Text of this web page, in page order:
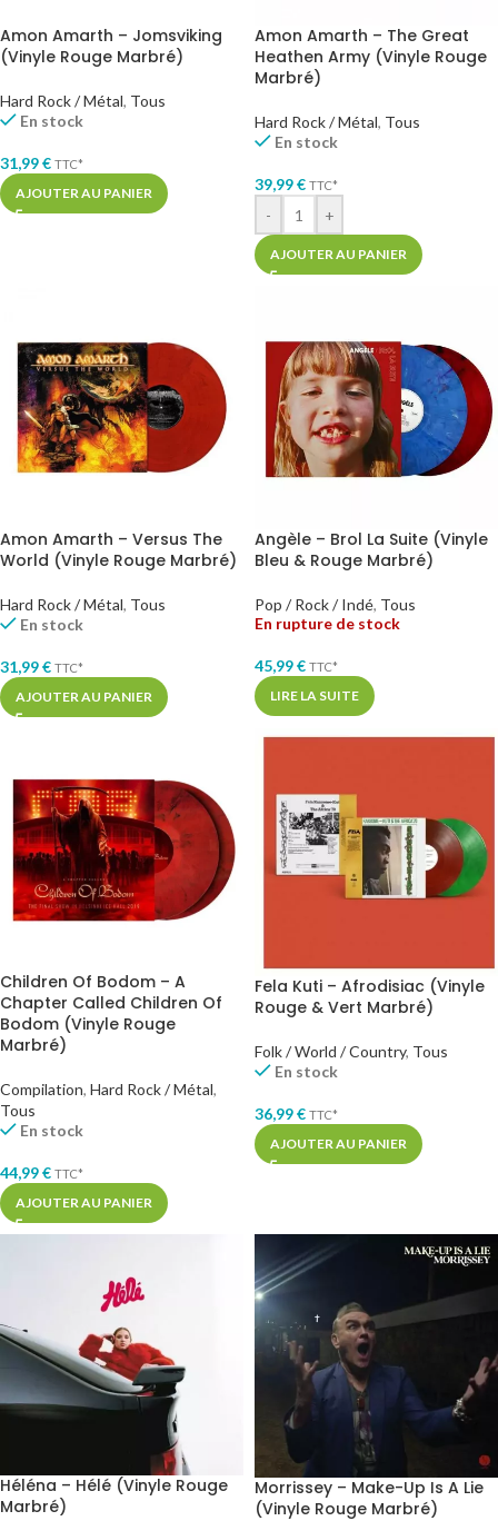
Amon Amarth – Jomsviking
(Vinyle Rouge Marbré)
Hard Rock / Métal, Tous
En stock
31,99€ TTC*
AJOUTER AU PANIER
Amon Amarth – The Great
Heathen Army (Vinyle Rouge
Marbré)
Hard Rock / Métal, Tous
En stock
39,99€ TTC*
- +
AJOUTER AU PANIER
Amon Amarth – Versus The
World (Vinyle Rouge Marbré)
Hard Rock / Métal, Tous
En stock
31,99€ TTC*
AJOUTER AU PANIER
Angèle – Brol La Suite (Vinyle
Bleu & Rouge Marbré)
Pop / Rock / Indé, Tous
En rupture de stock
45,99€ TTC*
LIRE LA SUITE
Children Of Bodom – A
Chapter Called Children Of
Bodom (Vinyle Rouge
Marbré)
Compilation, Hard Rock / Métal,
Tous
En stock
44,99€ TTC*
AJOUTER AU PANIER
Fela Kuti – Afrodisiac (Vinyle
Rouge & Vert Marbré)
Folk / World / Country, Tous
En stock
36,99€ TTC*
AJOUTER AU PANIER
Héléna – Hélé (Vinyle Rouge
Marbré)
Morrissey – Make-Up Is A Lie
(Vinyle Rouge Marbré)